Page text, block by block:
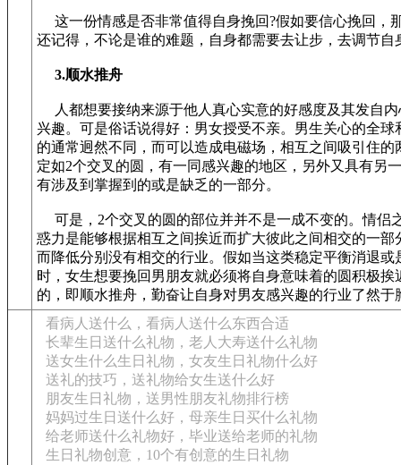
这一份情感是否非常值得自身挽回?假如要信心挽回，
还记得，不论是谁的难题，自身都需要去让步，去调节自
3.顺水推舟
人都想要接纳来源于他人真心实意的好感度及其发自内
兴趣。可是俗话说得好：男女授受不亲。男生关心的全球
的通常迥然不同，而可以造成电磁场，相互之间吸引住的
定如2个交叉的圆，有一同感兴趣的地区，另外又具有另
有涉及到掌握到的或是缺乏的一部分。
可是，2个交叉的圆的部位并并不是一成不变的。情侣
惑力是能够根据相互之间挨近而扩大彼此之间相交的一部
而降低分别没有相交的行业。假如当这类稳定平衡消退或
时，女生想要挽回男朋友就必须将自身意味着的圆积极挨
的，即顺水推舟，勤奋让自身对男友感兴趣的行业了然于
看病人送什么，看病人送什么东西合适
长辈生日送什么礼物，老人大寿送什么礼物
送女生什么生日礼物，女友生日礼物什么好
送礼的技巧，送礼物给女生送什么好
朋友生日礼物，送男性朋友礼物排行榜
妈妈过生日送什么好，母亲生日买什么礼物
给老师送什么礼物好，毕业送给老师的礼物
生日礼物创意，10个有创意的生日礼物